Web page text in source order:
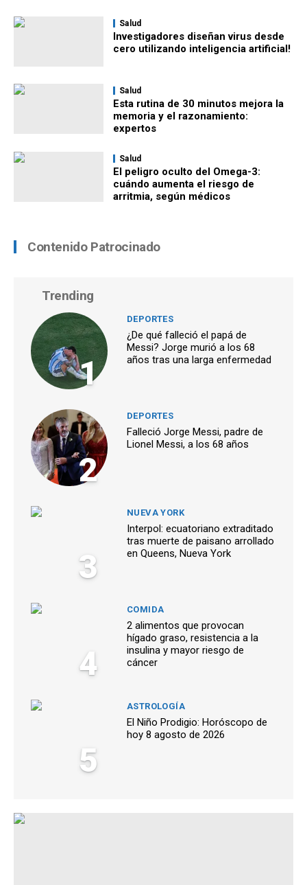
Salud
Investigadores diseñan virus desde
cero utilizando inteligencia artificial!
Salud
Esta rutina de 30 minutos mejora la
memoria y el razonamiento:
expertos
Salud
El peligro oculto del Omega-3:
cuándo aumenta el riesgo de
arritmia, según médicos
Contenido Patrocinado
Trending
1
DEPORTES
¿De qué falleció el papá de
Messi? Jorge murió a los 68
años tras una larga enfermedad
2
DEPORTES
Falleció Jorge Messi, padre de
Lionel Messi, a los 68 años
3
NUEVA YORK
Interpol: ecuatoriano extraditado
tras muerte de paisano arrollado
en Queens, Nueva York
4
COMIDA
2 alimentos que provocan
hígado graso, resistencia a la
insulina y mayor riesgo de
cáncer
5
ASTROLOGÍA
El Niño Prodigio: Horóscopo de
hoy 8 agosto de 2026